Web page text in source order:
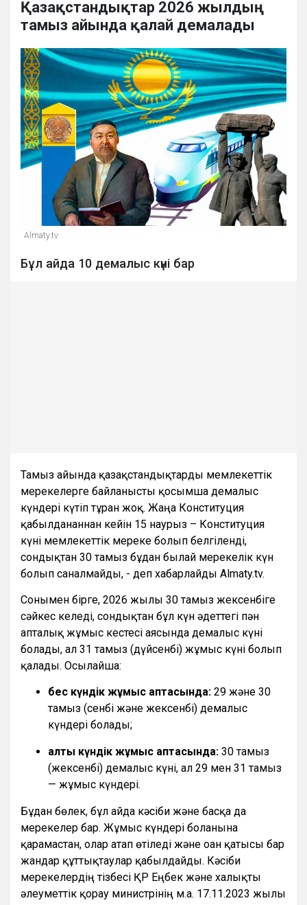
Қазақстандықтар 2026 жылдың
тамыз айында қалай демалады
Almaty.tv
Бұл айда 10 демалыс күні бар
Тамыз айында қазақстандықтарды мемлекеттік
мерекелерге байланысты қосымша демалыс
күндері күтіп тұрған жоқ. Жаңа Конституция
қабылданғаннан кейін 15 наурыз – Конституция
күні мемлекеттік мереке болып белгіленді,
сондықтан 30 тамыз бұдан былай мерекелік күн
болып саналмайды, - деп хабарлайды Almaty.tv.
Сонымен бірге, 2026 жылғы 30 тамыз жексенбіге
сәйкес келеді, сондықтан бұл күн әдеттегі пән
апталық жұмыс кестесі аясында демалыс күні
болады, ал 31 тамыз (дүйсенбі) жұмыс күні болып
қалады. Осылайша:
бес күндік жұмыс аптасында: 29 және 30
тамыз (сенбі және жексенбі) демалыс
күндері болады;
алты күндік жұмыс аптасында: 30 тамыз
(жексенбі) демалыс күні, ал 29 мен 31 тамыз
— жұмыс күндері.
Бұдан бөлек, бұл айда кәсіби және басқа да
мерекелер бар. Жұмыс күндері болғанына
қарамастан, олар атап өтіледі және оған қатысы бар
жандар құттықтаулар қабылдайды. Кәсіби
мерекелердің тізбесі ҚР Еңбек және халықты
әлеуметтік қорғау министрінің м.а. 17.11.2023 жылғы